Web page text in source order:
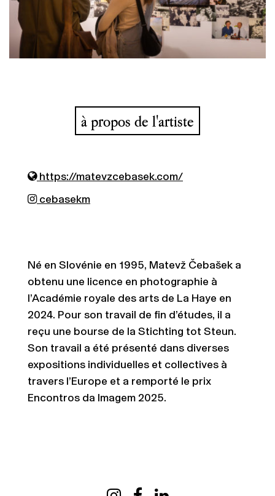
à propos de l'artiste
https://matevzcebasek.com/
cebasekm
Né en Slovénie en 1995, Matevž Čebašek a
obtenu une licence en photographie à
l’Académie royale des arts de La Haye en
2024. Pour son travail de fin d’études, il a
reçu une bourse de la Stichting tot Steun.
Son travail a été présenté dans diverses
expositions individuelles et collectives à
travers l’Europe et a remporté le prix
Encontros da Imagem 2025.